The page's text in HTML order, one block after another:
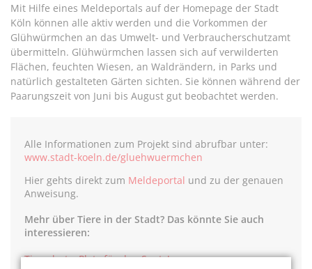
Mit Hilfe eines Meldeportals auf der Homepage der Stadt
Köln können alle aktiv werden und die Vorkommen der
Glühwürmchen an das Umwelt- und Verbraucherschutzamt
übermitteln. Glühwürmchen lassen sich auf verwilderten
Flächen, feuchten Wiesen, an Waldrändern, in Parks und
natürlich gestalteten Gärten sichten. Sie können während der
Paarungszeit von Juni bis August gut beobachtet werden.
Alle Informationen zum Projekt sind abrufbar unter:
www.stadt-koeln.de/gluehwuermchen
Hier gehts direkt zum Meldeportal und zu der genauen
Anweisung.
Mehr über Tiere in der Stadt? Das könnte Sie auch
interessieren:
Tierschutz: Platz für den Spatz!